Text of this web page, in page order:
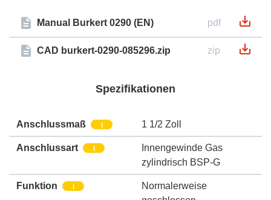
Manual Burkert 0290 (EN) pdf
CAD burkert-0290-085296.zip zip
Spezifikationen
Anschlussmaß i 1 1/2 Zoll
Anschlussart i
Innengewinde Gas
zylindrisch BSP-G
Funktion i
Normalerweise